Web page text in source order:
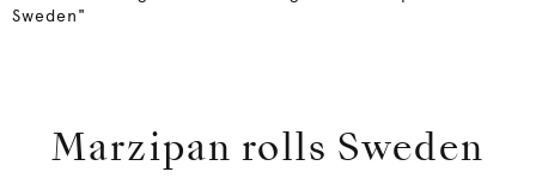
Sweden"
Marzipan rolls Sweden